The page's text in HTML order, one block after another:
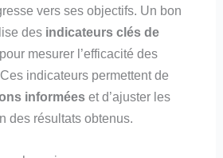
vers ses objectifs. Un bon
des indicateurs clés de
pour mesurer l’efficacité des
indicateurs permettent de
informées et d’ajuster les
des résultats obtenus.